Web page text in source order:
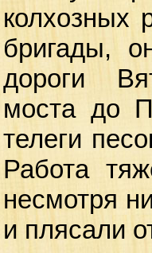
колхозных
бригады,
дороги
моста до
телеги
Работа
несмотря
и плясали